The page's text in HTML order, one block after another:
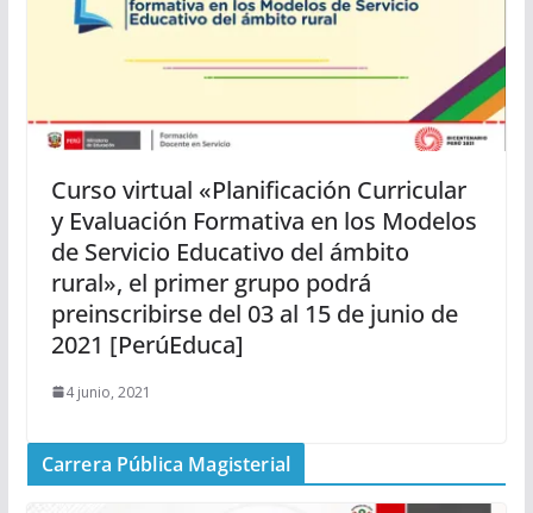
Curso virtual «Planificación Curricular
y Evaluación Formativa en los Modelos
de Servicio Educativo del ámbito
rural», el primer grupo podrá
preinscribirse del 03 al 15 de junio de
2021 [PerúEduca]
4 junio, 2021
Carrera Pública Magisterial